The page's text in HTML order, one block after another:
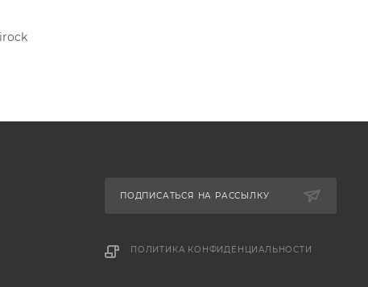
ПОДПИСАТЬСЯ НА РАССЫЛКУ
ПОЛИТИКА КОНФИДЕНЦИАЛЬНОСТИ